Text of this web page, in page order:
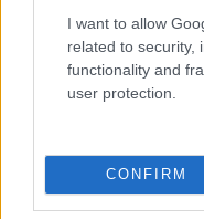
I want to allow
related to security,
functionality and
user protection.
CONFIRM